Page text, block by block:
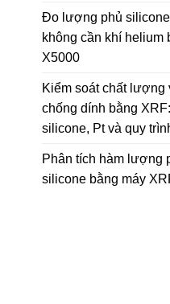
Đo lượng phủ
không cần khí helium
X5000
Kiểm soát chất lượng
chống dính bằng
silicone, Pt và quy
Phân tích hàm lượng
silicone bằng máy